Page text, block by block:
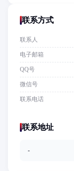
联系方式
联系人
电子邮箱
QQ号
微信号
联系电话
联系地址
-